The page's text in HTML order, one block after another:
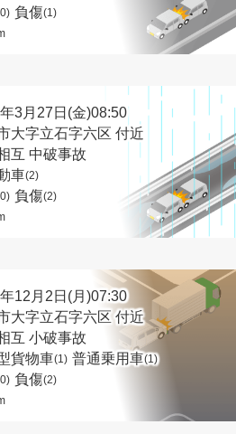
負傷(1)
3月27日(金)08:50
大字立石字六区 付近
互 中破事故
車(2)
負傷(2)
12月2日(月)07:30
大字立石字六区 付近
互 小破事故
貨物車(1) 普通乗用車(1)
負傷(2)